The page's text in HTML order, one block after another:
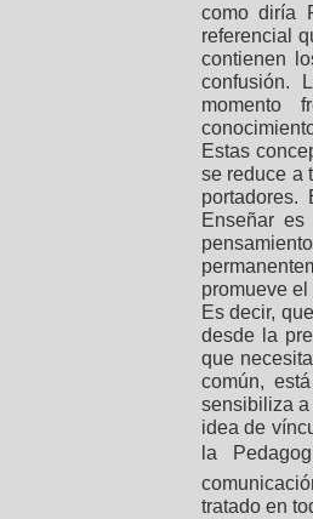
como diría
referencial
contienen
confusión.
momento
Estas
se reduce a
portadores.
Enseñar
promueve
Es decir,
desde la
que
común,
sensibiliza
idea de
la
tratado en